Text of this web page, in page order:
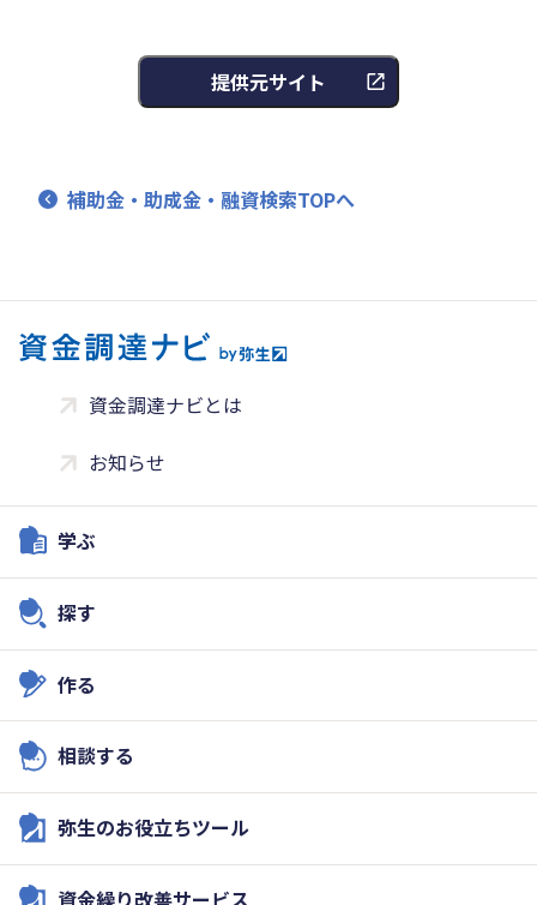
提供元サイト
補助金・助成金・融資検索TOPへ
資金調達ナビとは
お知らせ
学ぶ
探す
作る
相談する
弥生のお役立ちツール
資金繰り改善サービス